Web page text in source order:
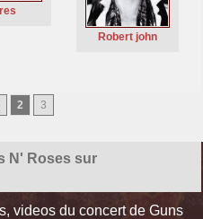
Robert john
2 3
N' Roses sur
videos du concert de Guns